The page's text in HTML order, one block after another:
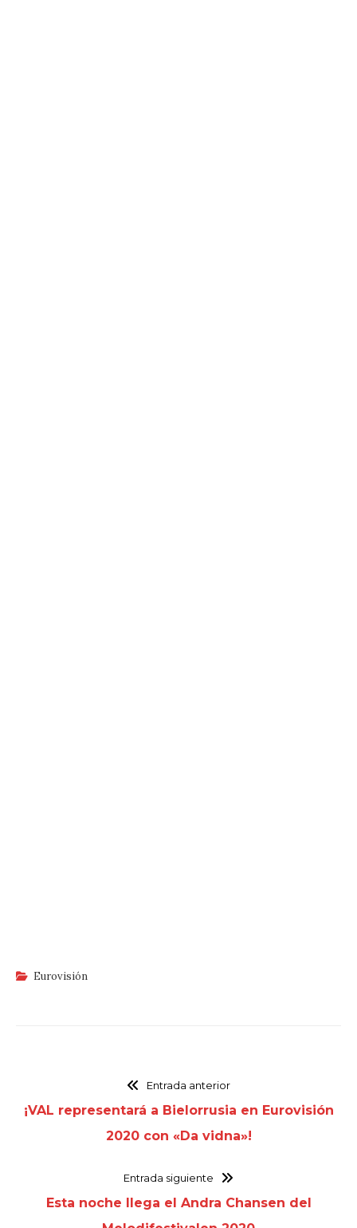
Eurovisión
Entrada anterior
¡VAL representará a Bielorrusia en Eurovisión
2020 con «Da vidna»!
Entrada siguiente
Esta noche llega el Andra Chansen del